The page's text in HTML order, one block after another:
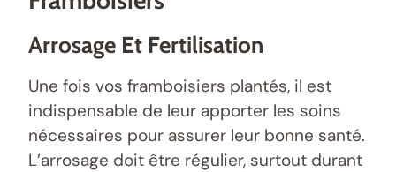
Arrosage Et Fertilisation
Une fois vos framboisiers plantés, il est
indispensable de leur apporter les soins
nécessaires pour assurer leur bonne santé.
L’arrosage doit être régulier, surtout durant